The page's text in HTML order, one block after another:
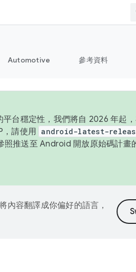
Automotive 參考資料
台穩定性，我們將自 2026 年起
，請使用 android-latest-
照推送至 Android 開放原始碼計畫
內容翻譯成你偏好的語言，